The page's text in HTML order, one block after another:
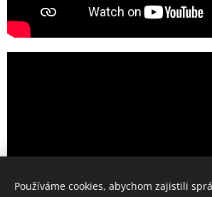
Používáme cookies, abychom zajistili